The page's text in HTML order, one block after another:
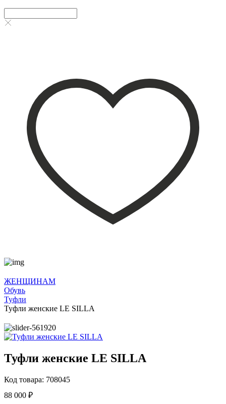
ЖЕНЩИНАМ
Обувь
Туфли
Туфли женские LE SILLA
Туфли женские LE SILLA
Код товара: 708045
88 000 ₽